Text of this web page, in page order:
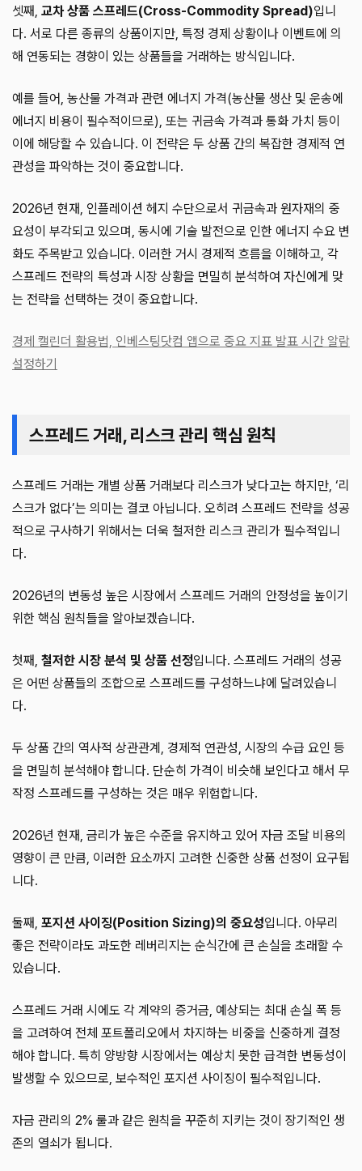
셋째, 교차 상품 스프레드(Cross-Commodity Spread)입니
다. 서로 다른 종류의 상품이지만, 특정 경제 상황이나 이벤트에 의
해 연동되는 경향이 있는 상품들을 거래하는 방식입니다.
예를 들어, 농산물 가격과 관련 에너지 가격(농산물 생산 및 운송에
에너지 비용이 필수적이므로), 또는 귀금속 가격과 통화 가치 등이
이에 해당할 수 있습니다. 이 전략은 두 상품 간의 복잡한 경제적 연
관성을 파악하는 것이 중요합니다.
2026년 현재, 인플레이션 헤지 수단으로서 귀금속과 원자재의 중
요성이 부각되고 있으며, 동시에 기술 발전으로 인한 에너지 수요 변
화도 주목받고 있습니다. 이러한 거시 경제적 흐름을 이해하고, 각
스프레드 전략의 특성과 시장 상황을 면밀히 분석하여 자신에게 맞
는 전략을 선택하는 것이 중요합니다.
경제 캘린더 활용법, 인베스팅닷컴 앱으로 중요 지표 발표 시간 알람
설정하기
스프레드 거래, 리스크 관리 핵심 원칙
스프레드 거래는 개별 상품 거래보다 리스크가 낮다고는 하지만, ‘리
스크가 없다’는 의미는 결코 아닙니다. 오히려 스프레드 전략을 성공
적으로 구사하기 위해서는 더욱 철저한 리스크 관리가 필수적입니
다.
2026년의 변동성 높은 시장에서 스프레드 거래의 안정성을 높이기
위한 핵심 원칙들을 알아보겠습니다.
첫째, 철저한 시장 분석 및 상품 선정입니다. 스프레드 거래의 성공
은 어떤 상품들의 조합으로 스프레드를 구성하느냐에 달려있습니
다.
두 상품 간의 역사적 상관관계, 경제적 연관성, 시장의 수급 요인 등
을 면밀히 분석해야 합니다. 단순히 가격이 비슷해 보인다고 해서 무
작정 스프레드를 구성하는 것은 매우 위험합니다.
2026년 현재, 금리가 높은 수준을 유지하고 있어 자금 조달 비용의
영향이 큰 만큼, 이러한 요소까지 고려한 신중한 상품 선정이 요구됩
니다.
둘째, 포지션 사이징(Position Sizing)의 중요성입니다. 아무리
좋은 전략이라도 과도한 레버리지는 순식간에 큰 손실을 초래할 수
있습니다.
스프레드 거래 시에도 각 계약의 증거금, 예상되는 최대 손실 폭 등
을 고려하여 전체 포트폴리오에서 차지하는 비중을 신중하게 결정
해야 합니다. 특히 양방향 시장에서는 예상치 못한 급격한 변동성이
발생할 수 있으므로, 보수적인 포지션 사이징이 필수적입니다.
자금 관리의 2% 룰과 같은 원칙을 꾸준히 지키는 것이 장기적인 생
존의 열쇠가 됩니다.